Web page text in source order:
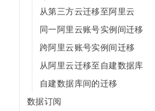
从第三方云迁移至阿里云
同一阿里云账号实例间迁移
跨阿里云账号实例间迁移
从阿里云迁移至自建数据库
自建数据库间的迁移
数据订阅